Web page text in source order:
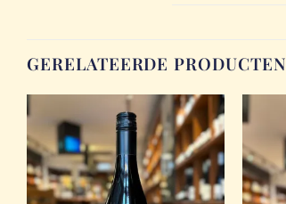
GERELATEERDE PRODUCTEN
Add to
Wishlist